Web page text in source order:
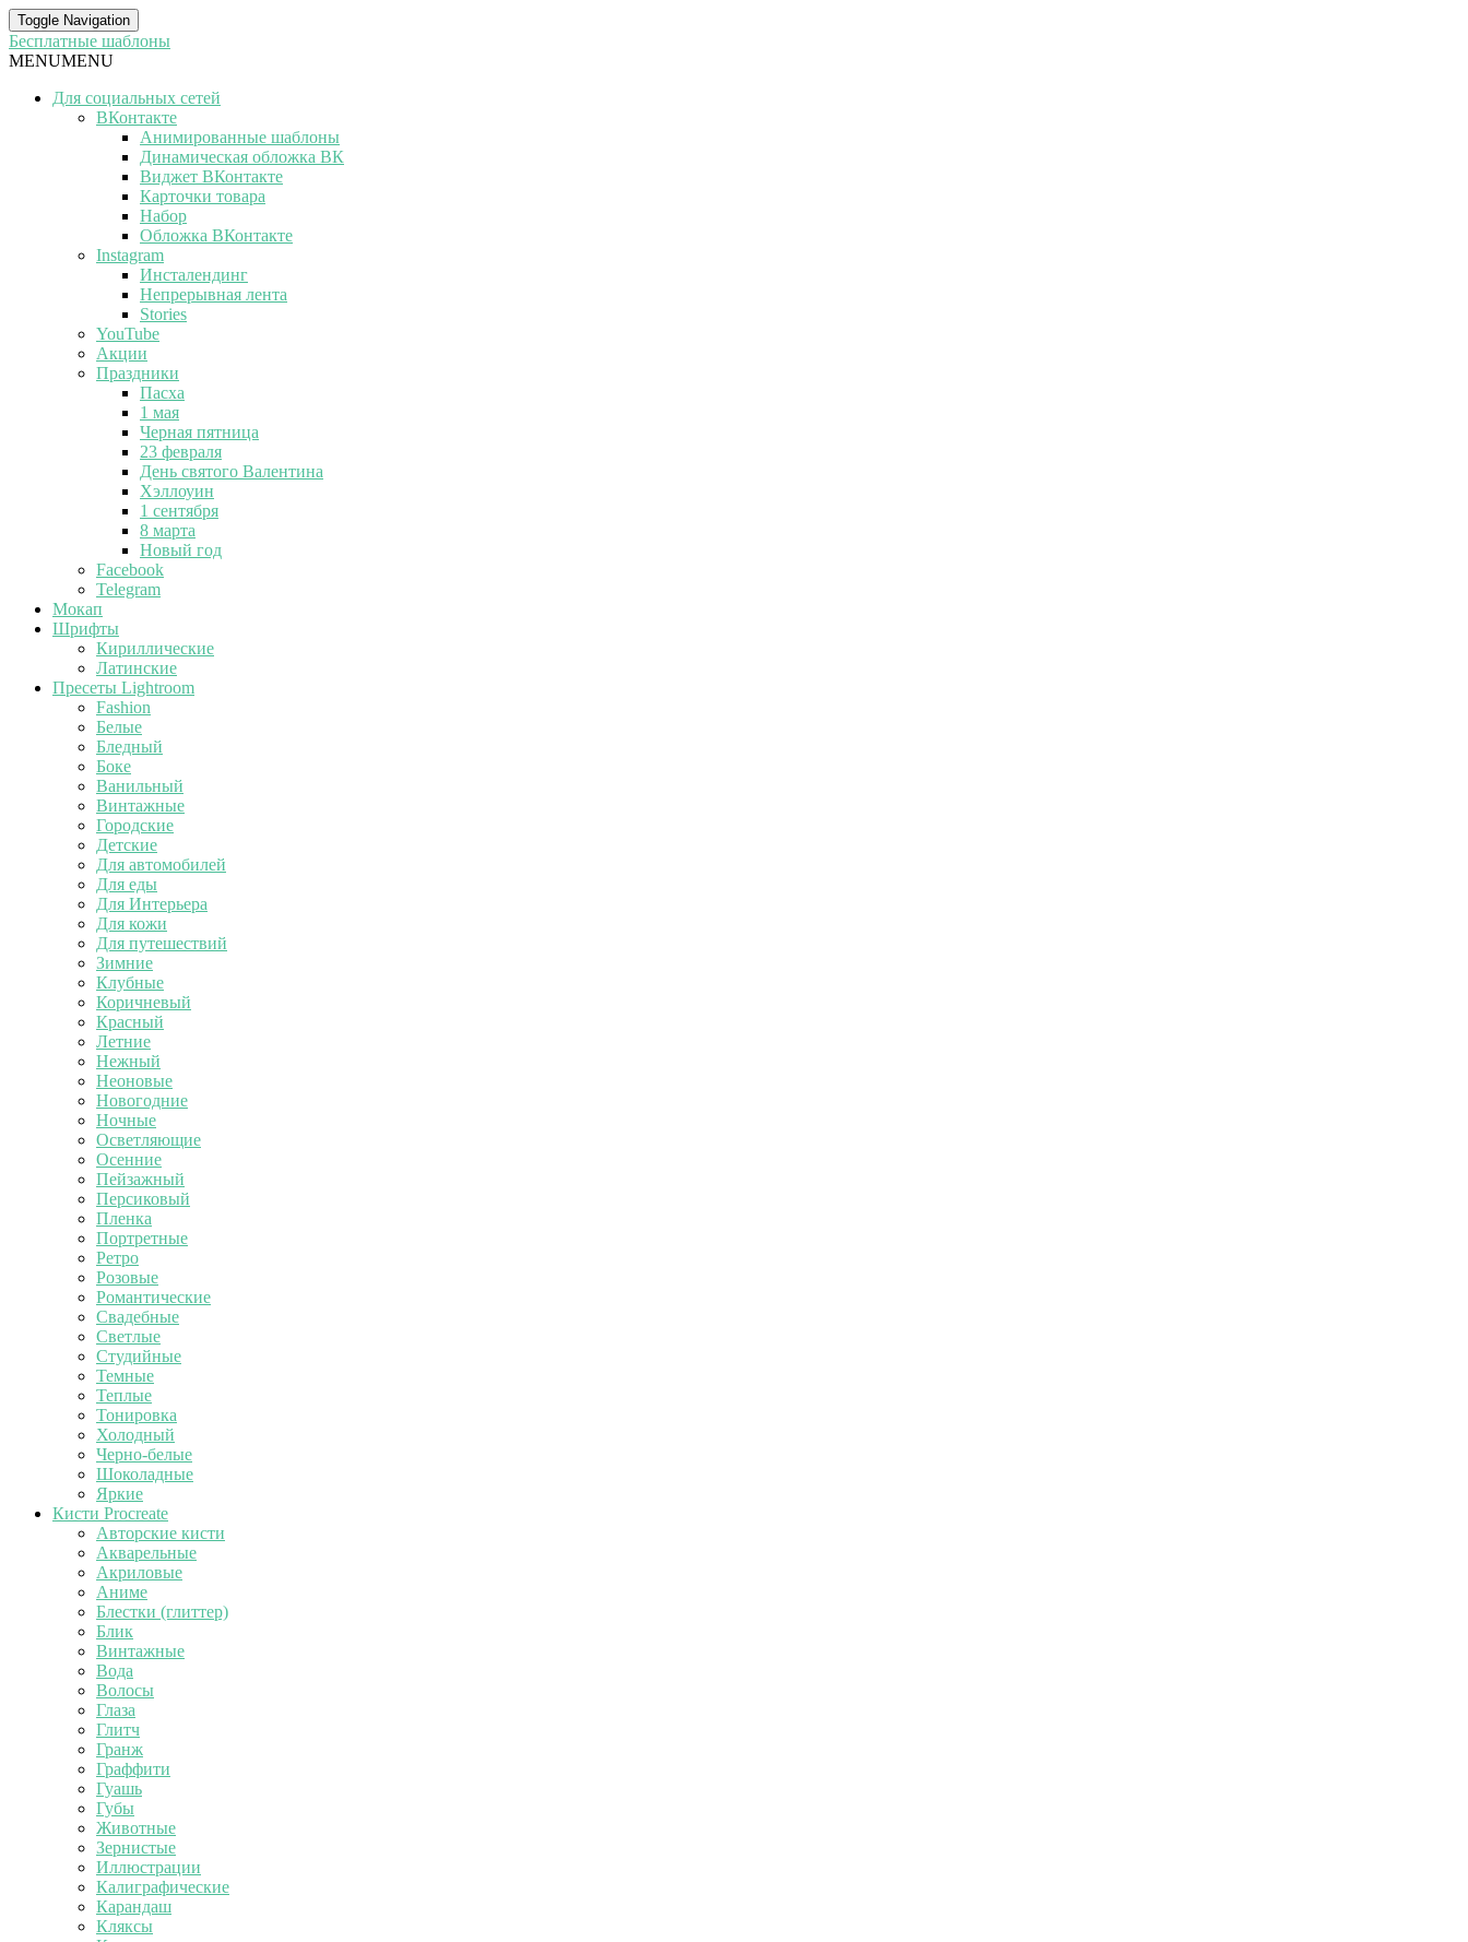
Toggle Navigation
Бесплатные шаблоны
MENUMENU
Для социальных сетей
ВКонтакте
Анимированные шаблоны
Динамическая обложка ВК
Виджет ВКонтакте
Карточки товара
Набор
Обложка ВКонтакте
Instagram
Инсталендинг
Непрерывная лента
Stories
YouTube
Акции
Праздники
Пасха
1 мая
Черная пятница
23 февраля
День святого Валентина
Хэллоуин
1 сентября
8 марта
Новый год
Facebook
Telegram
Мокап
Шрифты
Кириллические
Латинские
Пресеты Lightroom
Fashion
Белые
Бледный
Боке
Ванильный
Винтажные
Городские
Детские
Для автомобилей
Для еды
Для Интерьера
Для кожи
Для путешествий
Зимние
Клубные
Коричневый
Красный
Летние
Нежный
Неоновые
Новогодние
Ночные
Осветляющие
Осенние
Пейзажный
Персиковый
Пленка
Портретные
Ретро
Розовые
Романтические
Свадебные
Светлые
Студийные
Темные
Теплые
Тонировка
Холодный
Черно-белые
Шоколадные
Яркие
Кисти Procreate
Авторские кисти
Акварельные
Акриловые
Аниме
Блестки (глиттер)
Блик
Винтажные
Вода
Волосы
Глаза
Глитч
Гранж
Граффити
Гуашь
Губы
Животные
Зернистые
Иллюстрации
Калиграфические
Карандаш
Кляксы